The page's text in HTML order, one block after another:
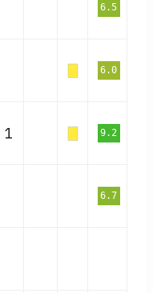
6.5
6.0
1 9.2
6.7